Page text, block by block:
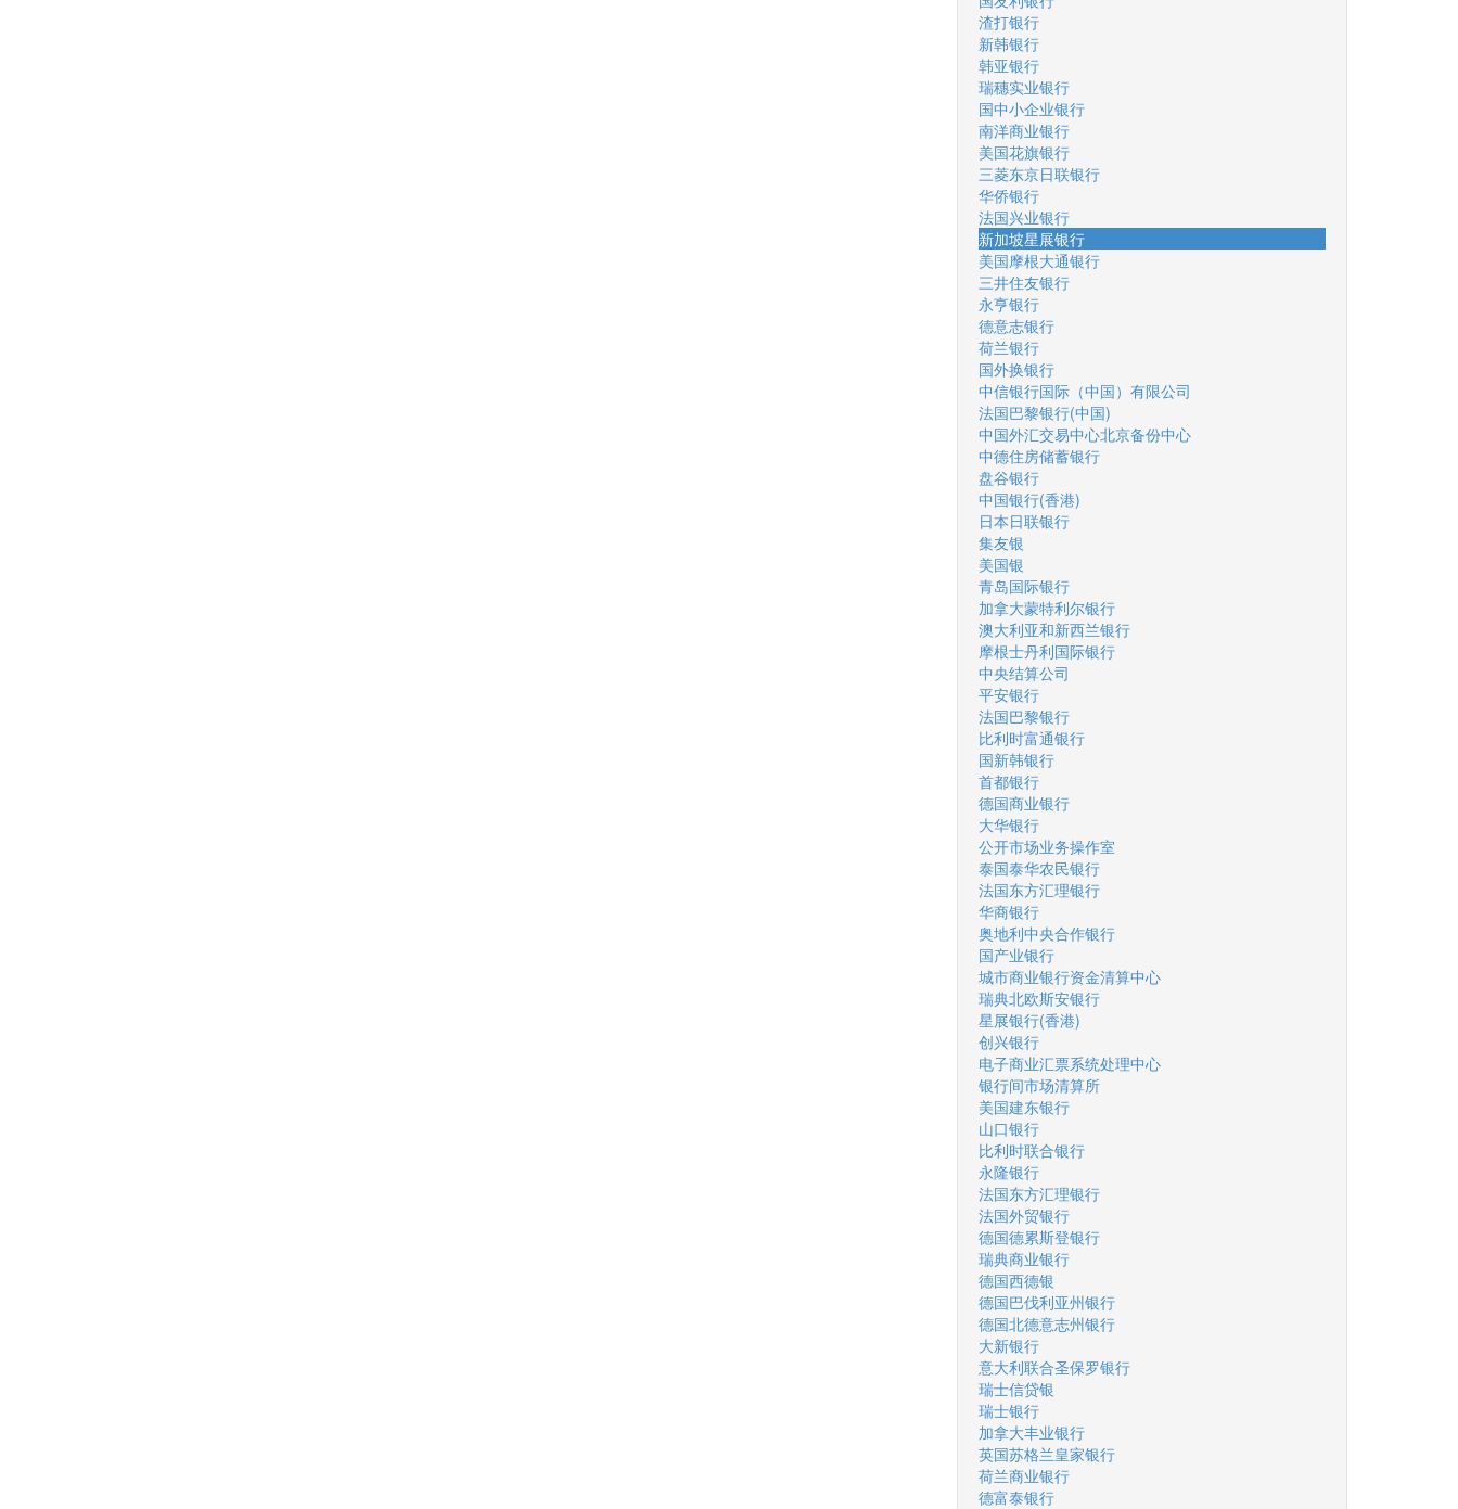
渣打银行
新韩银行
韩亚银行
瑞穗实业银行
国中小企业银行
南洋商业银行
美国花旗银行
三菱东京日联银行
华侨银行
法国兴业银行
新加坡星展银行
美国摩根大通银行
三井住友银行
永亨银行
德意志银行
荷兰银行
国外换银行
中信银行国际（中国）有限公司
法国巴黎银行(中国)
中国外汇交易中心北京备份中心
中德住房储蓄银行
盘谷银行
中国银行(香港)
日本日联银行
集友银
美国银
青岛国际银行
加拿大蒙特利尔银行
澳大利亚和新西兰银行
摩根士丹利国际银行
中央结算公司
平安银行
法国巴黎银行
比利时富通银行
国新韩银行
首都银行
德国商业银行
大华银行
公开市场业务操作室
泰国泰华农民银行
法国东方汇理银行
华商银行
奥地利中央合作银行
国产业银行
城市商业银行资金清算中心
瑞典北欧斯安银行
星展银行(香港)
创兴银行
电子商业汇票系统处理中心
银行间市场清算所
美国建东银行
山口银行
比利时联合银行
永隆银行
法国东方汇理银行
法国外贸银行
德国德累斯登银行
瑞典商业银行
德国西德银
德国巴伐利亚州银行
德国北德意志州银行
大新银行
意大利联合圣保罗银行
瑞士信贷银
瑞士银行
加拿大丰业银行
英国苏格兰皇家银行
荷兰商业银行
德富泰银行